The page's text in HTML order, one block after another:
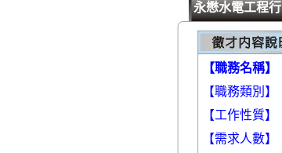
永懋水電工程行
【職務名稱】
【職務類別】
【工作性質】
【需求人數】